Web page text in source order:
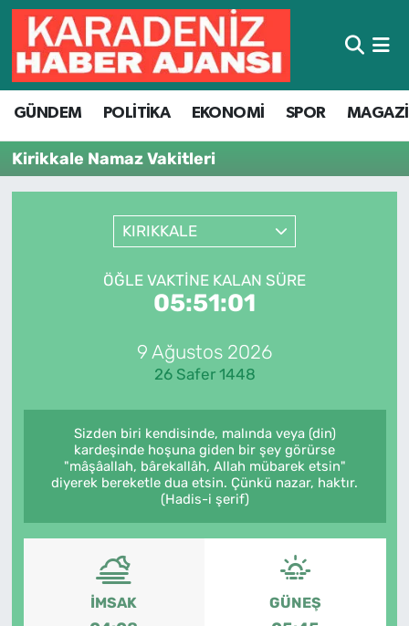
GÜNDEM POLİTİKA EKONOMİ SPOR
Kirikkale Namaz Vakitleri
KIRIKKALE
ÖĞLE VAKTINE KALAN SÜRE
05:51:01
9 Ağustos 2026
26 Safer 1448
Sizden biri kendisinde, malında veya (din)
kardeşinde hoşuna giden bir şey görürse
"mâşâallah, bârekallâh, Allah mübarek etsin"
diyerek bereketle dua etsin. Çünkü nazar, haktır.
(Hadis-i şerif)
İMSAK GÜNEŞ
Hava Durumu
Trafik Durumu
Süper Lig Puan Durumu ve Fikstür